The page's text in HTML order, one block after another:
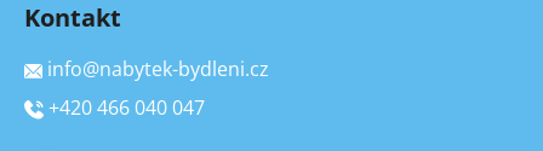
Kontakt
info@nabytek-bydleni.cz
+420 466 040 047